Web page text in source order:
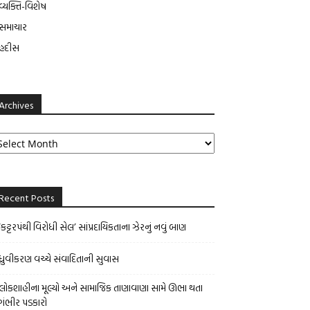
વિશેષ
Posts
વિરોધી સેલ’ સાંપ્રદાયિકતાના ઝેરનું નવું બાણ
વચ્ચે સંવાદિતાની સુવાસ
મૂલ્યો અને સામાજિક તાણાવાણા સામે ઊભા થતા
પડકારો